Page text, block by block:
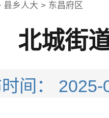
县乡人大 > 东昌府区
北城街
时间：